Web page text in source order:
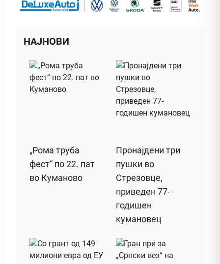
НАЈНОВИ
„Рома труба
фест“ по 22. пат
во Куманово
Пронајдени три
пушки во
Стрезовце,
приведен 77-
годишен
кумановец